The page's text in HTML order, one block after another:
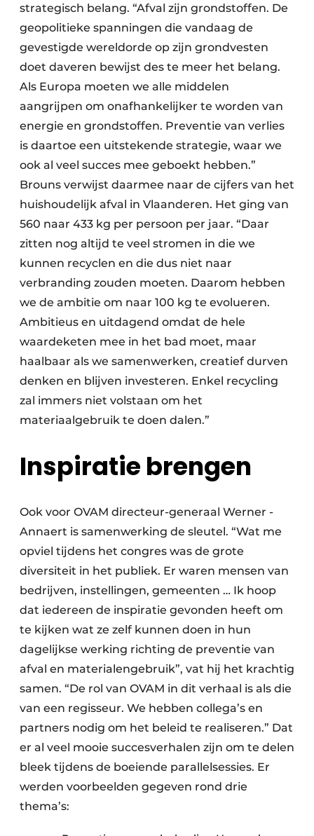
strategisch belang. “Afval zijn grondstoffen. De
geopolitieke spanningen die vandaag de
gevestigde wereldorde op zijn grondvesten
doet daveren bewijst des te meer het belang.
Als Europa moeten we alle middelen
aangrijpen om onafhankelijker te worden van
energie en grondstoffen. Preventie van verlies
is daartoe een uitstekende strategie, waar we
ook al veel succes mee geboekt hebben.”
Brouns verwijst daarmee naar de cijfers van het
huishoudelijk afval in Vlaanderen. Het ging van
560 naar 433 kg per persoon per jaar. “Daar
zitten nog altijd te veel stromen in die we
kunnen recyclen en die dus niet naar
verbranding zouden moeten. Daarom hebben
we de ambitie om naar 100 kg te evolueren.
Ambitieus en uitdagend omdat de hele
waardeketen mee in het bad moet, maar
haalbaar als we samenwerken, creatief durven
denken en blijven investeren. Enkel recycling
zal immers niet volstaan om het
materiaalgebruik te doen dalen.”
Inspiratie brengen
Ook voor OVAM directeur-generaal Werner ­
Annaert is samenwerking de sleutel. “Wat me
opviel tijdens het congres was de grote
diversiteit in het publiek. Er waren mensen van
bedrijven, instellingen, gemeenten … Ik hoop
dat iedereen de inspiratie gevonden heeft om
te kijken wat ze zelf kunnen doen in hun
dagelijkse werking richting de preventie van
afval en materialengebruik”, vat hij het krachtig
samen. “De rol van OVAM in dit verhaal is als die
van een regisseur. We hebben collega’s en
partners nodig om het beleid te realiseren.” Dat
er al veel mooie succesverhalen zijn om te delen
bleek tijdens de boeiende parallelsessies. Er
werden voorbeelden gegeven rond drie
thema’s: